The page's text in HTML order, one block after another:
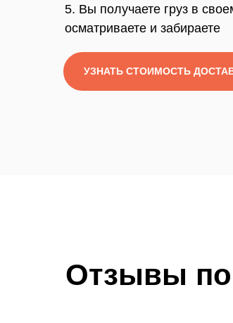
5. Вы получаете груз в
осматриваете и забираете
УЗНАТЬ СТОИМОСТЬ
Отзывы